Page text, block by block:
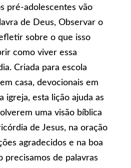
pré-adolescentes vão
de Deus, Observar o
sobre o que isso
como viver essa
Criada para escola
casa, devocionais em
igreja, esta lição ajuda as
uma visão bíblica
de Jesus, na oração
agradecidos e na boa
precisamos de palavras